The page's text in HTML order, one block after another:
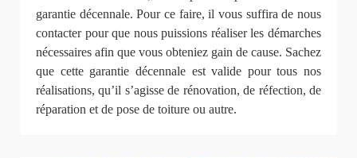
garantie décennale. Pour ce faire, il vous suffira de nous
contacter pour que nous puissions réaliser les démarches
nécessaires afin que vous obteniez gain de cause. Sachez
que cette garantie décennale est valide pour tous nos
réalisations, qu’il s’agisse de rénovation, de réfection, de
réparation et de pose de toiture ou autre.